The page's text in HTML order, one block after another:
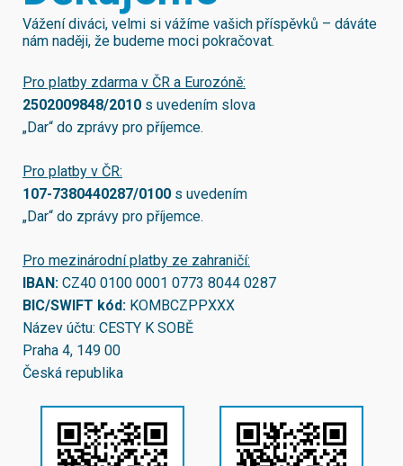
Vážení diváci, velmi si vážíme vašich příspěvků – dáváte
nám naději, že budeme moci pokračovat.
Pro platby zdarma v ČR a Eurozóně:
2502009848/2010 s uvedením slova
„Dar“ do zprávy pro příjemce.
Pro platby v ČR:
107-7380440287/0100 s uvedením
„Dar“ do zprávy pro příjemce.
Pro mezinárodní platby ze zahraničí:
IBAN: CZ40 0100 0001 0773 8044 0287
BIC/SWIFT kód: KOMBCZPPXXX
Název účtu: CESTY K SOBĚ
Praha 4, 149 00
Česká republika